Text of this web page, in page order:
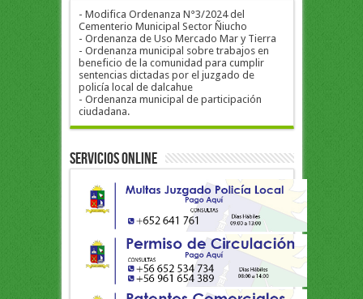
- Modifica Ordenanza N°3/2024 del
Cementerio Municipal Sector Ñiucho
- Ordenanza de Uso Mercado Mar y Tierra
- Ordenanza municipal sobre trabajos en
beneficio de la comunidad para cumplir
sentencias dictadas por el juzgado de
policía local de dalcahue
- Ordenanza municipal de participación
ciudadana.
Servicios Online